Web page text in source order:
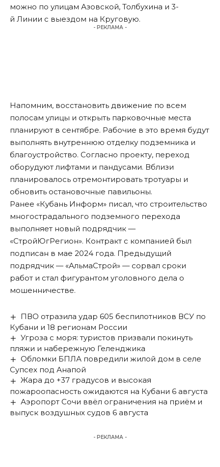
можно по улицам Азовской, Толбухина и 3-
й Линии с выездом на Круговую.
- РЕКЛАМА -
Напомним, восстановить движение по всем
полосам улицы и открыть парковочные места
планируют в сентябре. Рабочие в это время будут
выполнять внутреннюю отделку подземника и
благоустройство. Согласно проекту, переход
оборудуют лифтами и пандусами. Вблизи
планировалось отремонтировать тротуары и
обновить остановочные павильоны.
Ранее «Кубань Информ» писал, что строительство
многострадального подземного перехода
выполняет новый подрядчик —
«СтройЮгРегион». Контракт с компанией был
подписан в мае 2024 года. Предыдущий
подрядчик — «АльмаСтрой» — сорвал сроки
работ и стал фигурантом уголовного дела о
мошенничестве.
ПВО отразила удар 605 беспилотников ВСУ по
Кубани и 18 регионам России
Угроза с моря: туристов призвали покинуть
пляжи и набережную Геленджика
Обломки БПЛА повредили жилой дом в селе
Супсех под Анапой
Жара до +37 градусов и высокая
пожароопасность ожидаются на Кубани 6 августа
Аэропорт Сочи ввёл ограничения на приём и
выпуск воздушных судов 6 августа
- РЕКЛАМА -